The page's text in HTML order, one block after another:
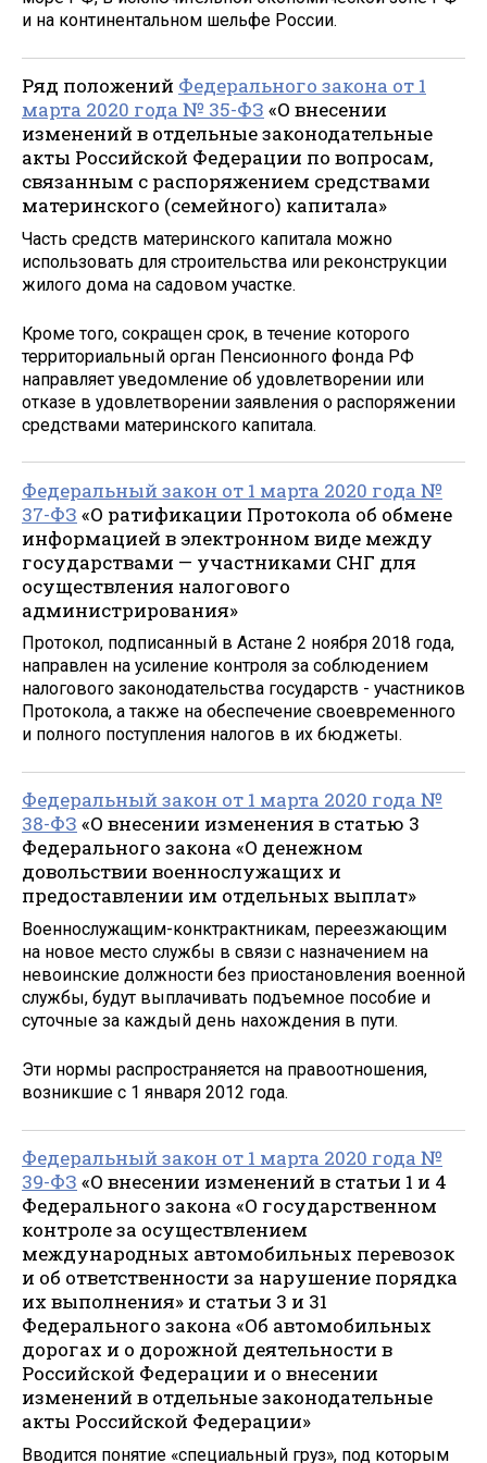
и на континентальном шельфе России.
Ряд положений Федерального закона от 1
марта 2020 года № 35-ФЗ «О внесении
изменений в отдельные законодательные
акты Российской Федерации по вопросам,
связанным с распоряжением средствами
материнского (семейного) капитала»
Часть средств материнского капитала можно
использовать для строительства или реконструкции
жилого дома на садовом участке.
Кроме того, сокращен срок, в течение которого
территориальный орган Пенсионного фонда РФ
направляет уведомление об удовлетворении или
отказе в удовлетворении заявления о распоряжении
средствами материнского капитала.
Федеральный закон от 1 марта 2020 года №
37-ФЗ «О ратификации Протокола об обмене
информацией в электронном виде между
государствами — участниками СНГ для
осуществления налогового
администрирования»
Протокол, подписанный в Астане 2 ноября 2018 года,
направлен на усиление контроля за соблюдением
налогового законодательства государств - участников
Протокола, а также на обеспечение своевременного
и полного поступления налогов в их бюджеты.
Федеральный закон от 1 марта 2020 года №
38-ФЗ «О внесении изменения в статью 3
Федерального закона «О денежном
довольствии военнослужащих и
предоставлении им отдельных выплат»
Военнослужащим-конктрактникам, переезжающим
на новое место службы в связи с назначением на
невоинские должности без приостановления военной
службы, будут выплачивать подъемное пособие и
суточные за каждый день нахождения в пути.
Эти нормы распространяется на правоотношения,
возникшие с 1 января 2012 года.
Федеральный закон от 1 марта 2020 года №
39-ФЗ «О внесении изменений в статьи 1 и 4
Федерального закона «О государственном
контроле за осуществлением
международных автомобильных перевозок
и об ответственности за нарушение порядка
их выполнения» и статьи 3 и 31
Федерального закона «Об автомобильных
дорогах и о дорожной деятельности в
Российской Федерации и о внесении
изменений в отдельные законодательные
акты Российской Федерации»
Вводится понятие «специальный груз», под которым